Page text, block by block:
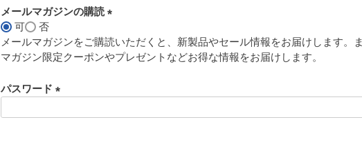
メールマガジンの購読
必
須
可
否
メールマガジンをご購読いただくと、新製品やセール情報をお届けします。
マガジン限定クーポンやプレゼントなどお得な情報をお届けします。
パスワード